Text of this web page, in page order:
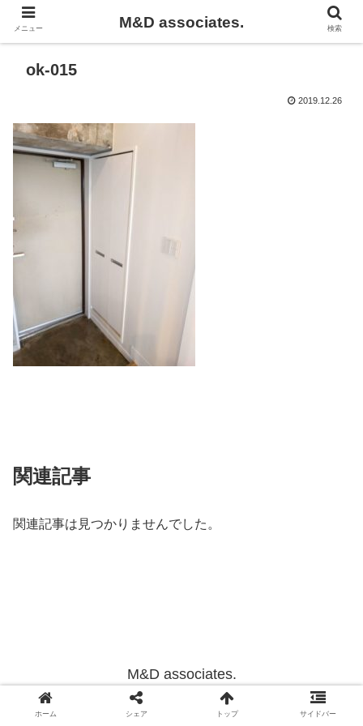
ok-015
2019.12.26
関連記事
関連記事は見つかりませんでした。
M&D associates.
Copyright © 2012-2022 M&D associates. All Rights Reserved.
メニュー M&D associates. 検索
ホーム シェア トップ サイドバー